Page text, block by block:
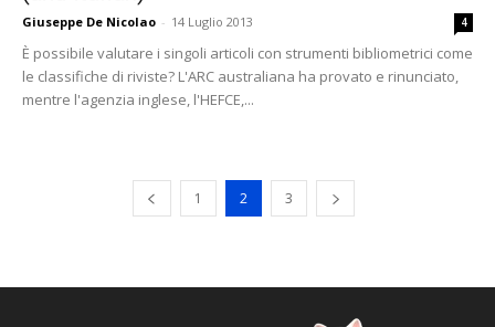
Giuseppe De Nicolao - 14 Luglio 2013 4
È possibile valutare i singoli articoli con strumenti bibliometrici come
le classifiche di riviste? L'ARC australiana ha provato e rinunciato,
mentre l'agenzia inglese, l'HEFCE,...
1 2 3